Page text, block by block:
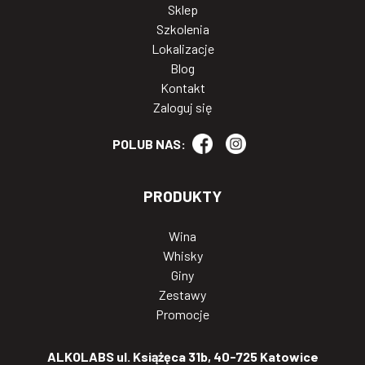
Sklep
Szkolenia
Lokalizacje
Blog
Kontakt
Zaloguj się
POLUB NAS:
PRODUKTY
Wina
Whisky
Giny
Zestawy
Promocje
ALKOLABS ul. Książęca 31b, 40-725 Katowice